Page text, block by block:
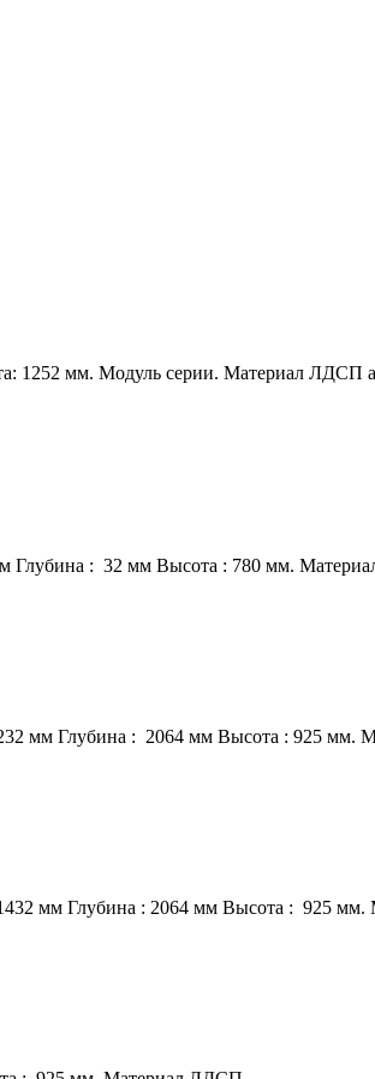
1252 мм. Модуль серии. Материал ЛДСП
Глубина : 32 мм Высота : 780 мм.
мм Глубина : 2064 мм Высота : 925 мм.
мм Глубина : 2064 мм Высота : 925